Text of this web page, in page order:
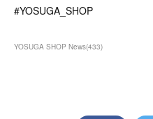
#YOSUGA_SHOP
YOSUGA SHOP News(433)